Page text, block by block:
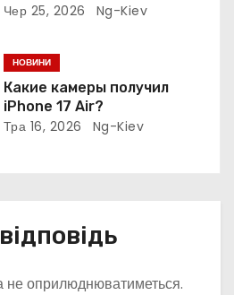
Чер 25, 2026 Ng-Kiev
НОВИНИ
Какие камеры получил
iPhone 17 Air?
Тра 16, 2026 Ng-Kiev
оприлюднюватиметься.